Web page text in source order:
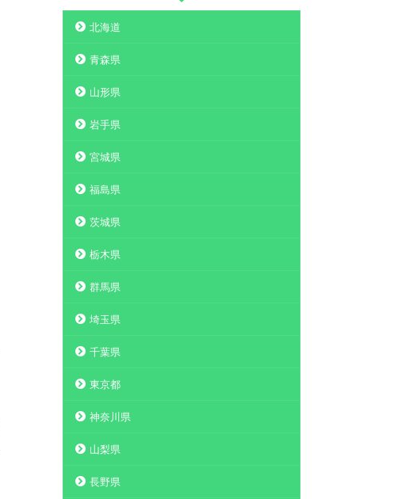
北海道
青森県
山形県
岩手県
宮城県
福島県
茨城県
栃木県
群馬県
埼玉県
千葉県
東京都
神奈川県
山梨県
長野県